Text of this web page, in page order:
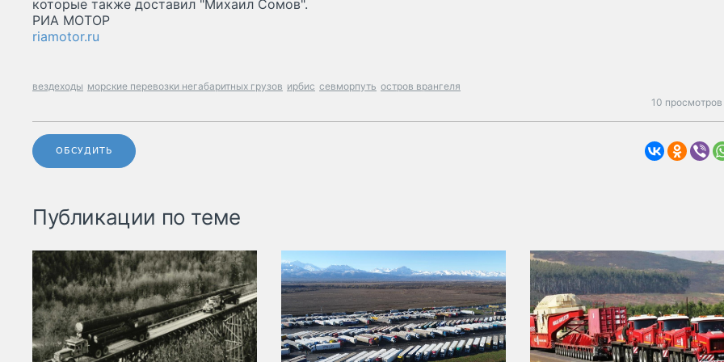
которые также доставил "Михаил Сомов".
РИА МОТОР
riamotor.ru
вездеходы морские перевозки негабаритных грузов ирбис севморпуть остров врангеля
10
ОБСУДИТЬ
Публикации по теме